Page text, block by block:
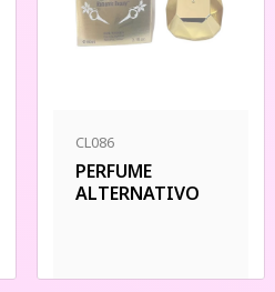
CL086
PERFUME
ALTERNATIVO